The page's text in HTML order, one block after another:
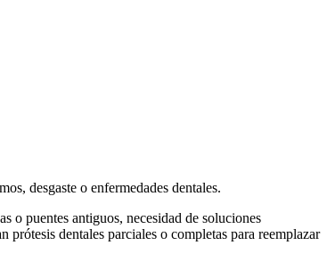
desgaste o enfermedades dentales.
o puentes antiguos, necesidad de soluciones
dentales parciales o completas para reemplazar